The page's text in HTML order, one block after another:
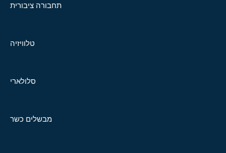
תחבורה ציבורית
טלוויזיה
סלולארי
מבשלים כשר